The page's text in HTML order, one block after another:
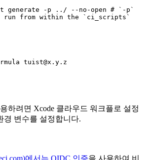
generate -p ../ --no-open # `-p`
run from within the `ci_scripts`
tuist@x.y.z
하려면 Xcode 클라우드 워크플로 설정
경 변수를 설정합니다.